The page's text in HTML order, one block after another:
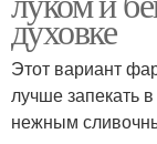
духовке
Этот вариант
лучше запекать
нежным